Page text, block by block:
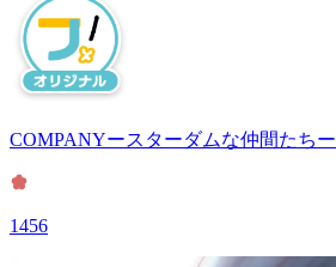
COMPANYースターダムな仲間たちー
1456